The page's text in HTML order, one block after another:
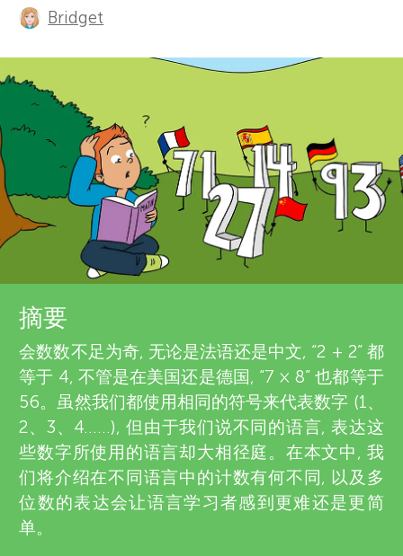
o
r
Y
u
n
g
M
i
n
d
关于我们
s
a
n
d
e
i
e
w
e
r
s
Bridget
摘要
会数数不足为奇, 无论是法语还是中文, “2 + 2” 都
等于 4, 不管是在美国还是德国, “7 × 8” 也都等于
56。虽然我们都使用相同的符号来代表数字 (1、
2、3、4......), 但由于我们说不同的语言, 表达这
些数字所使用的语言却大相径庭。在本文中, 我
们将介绍在不同语言中的计数有何不同, 以及多
位数的表达会让语言学习者感到更难还是更简
单。